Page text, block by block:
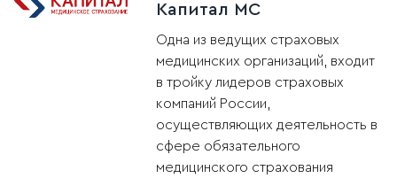
Капитал МС
Одна из ведущих страховых
медицинских организаций, входит
в тройку лидеров страховых
компаний России,
осуществляющих деятельность в
сфере обязательного
медицинского страхования